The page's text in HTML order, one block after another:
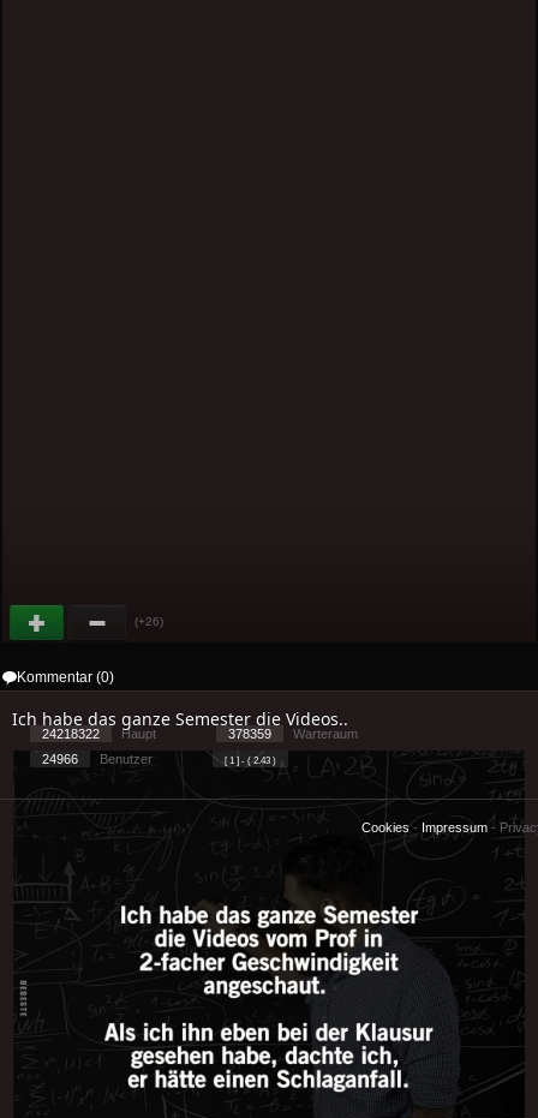
(+26)
Kommentar (0)
Ich habe das ganze Semester die Videos..
24218322 Haupt 378359
Warteraum
24966
Benutzer [ 1 ] - ( 2.43 )
Cookies- Impressum -